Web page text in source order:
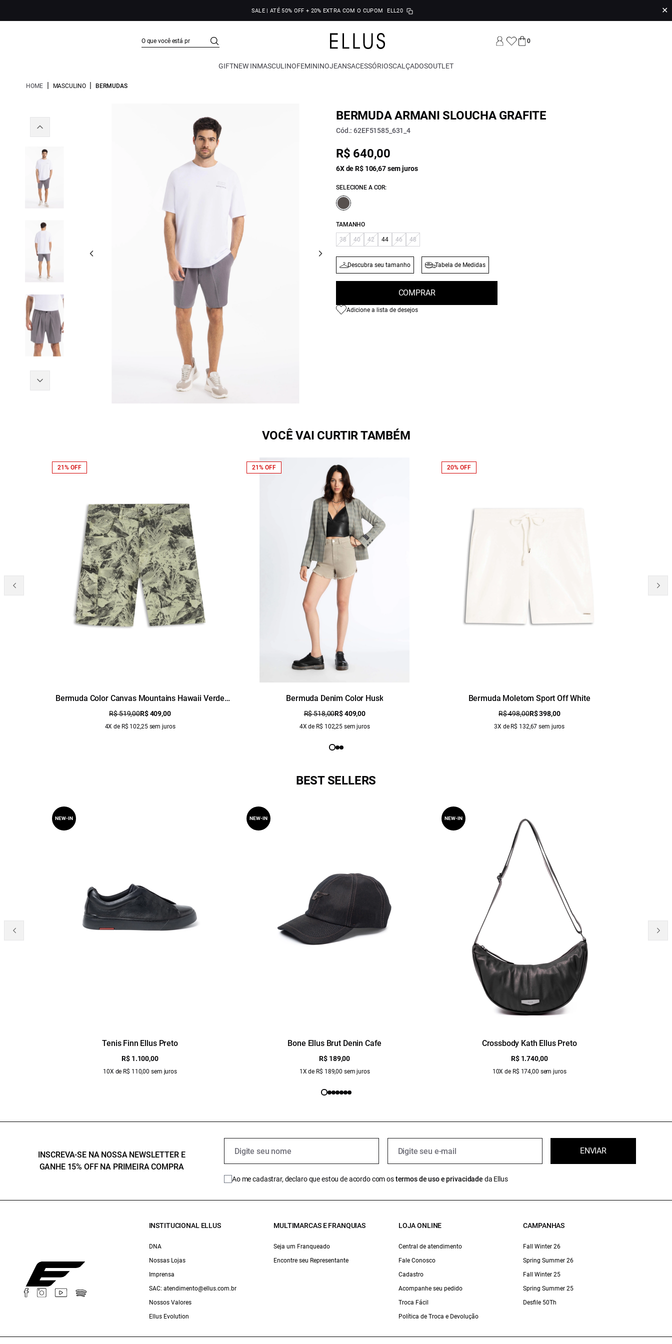
SALE | ATÉ 50% OFF + 20% EXTRA COM O CUPOM ELL20 ✕
0
GIFTNEW INMASCULINOFEMININOJEANSACESSÓRIOSCALÇADOSOUTLET
HOME | MASCULINO | BERMUDAS
BERMUDA ARMANI SLOUCHA GRAFITE
Cód.: 62EF51585_631_4
R$ 640,00
6X de R$ 106,67 sem juros
SELECIONE A COR:
TAMANHO
38 40 42 44 46 48
Descubra seu tamanho Tabela de Medidas
COMPRAR
Adicione a lista de desejos
VOCÊ VAI CURTIR TAMBÉM
Bermuda Color Canvas Mountains Hawaii Verde
Seco
R$ 519,00R$ 409,00
4X de R$ 102,25 sem juros
21% OFF
Bermuda Denim Color Husk
R$ 518,00R$ 409,00
4X de R$ 102,25 sem juros
21% OFF
Bermuda Moletom Sport Off White
R$ 498,00R$ 398,00
3X de R$ 132,67 sem juros
20% OFF
BEST SELLERS
Tenis Finn Ellus Preto
R$ 1.100,00
10X de R$ 110,00 sem juros
NEW-IN
Bone Ellus Brut Denin Cafe
R$ 189,00
1X de R$ 189,00 sem juros
NEW-IN
Crossbody Kath Ellus Preto
R$ 1.740,00
10X de R$ 174,00 sem juros
NEW-IN
INSCREVA-SE NA NOSSA NEWSLETTER E
GANHE 15% OFF NA PRIMEIRA COMPRA
ENVIAR
Ao me cadastrar, declaro que estou de acordo com ostermos de uso e privacidade da Ellus
INSTITUCIONAL ELLUS
DNA
Nossas Lojas
Imprensa
SAC: atendimento@ellus.com.br
Nossos Valores
Ellus Evolution
MULTIMARCAS E FRANQUIAS
Seja um Franqueado
Encontre seu Representante
LOJA ONLINE
Central de atendimento
Fale Conosco
Cadastro
Acompanhe seu pedido
Troca Fácil
Política de Troca e Devolução
CAMPANHAS
Fall Winter 26
Spring Summer 26
Fall Winter 25
Spring Summer 25
Desfile 50Th